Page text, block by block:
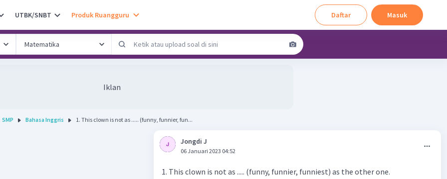
UTBK/SNBT Produk Ruangguru Daftar Masuk
Iklan
SMP Bahasa Inggris 1. This clown is not as ..... (funny, funnier, fun...
Jongdi J
06 Januari 2023 04:52
1. This clown is not as ..... (funny, funnier, funniest) as the other one.